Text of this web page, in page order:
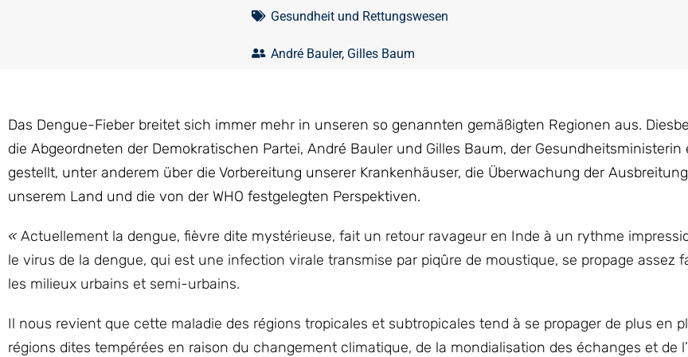
Gesundheit und Rettungswesen
André Bauler, Gilles Baum
Das Dengue-Fieber breitet sich immer mehr in unseren so genannten gemäßigten Regionen aus.
die Abgeordneten der Demokratischen Partei, André Bauler und Gilles Baum, der Gesundheitsministerin
gestellt, unter anderem über die Vorbereitung unserer Krankenhäuser, die Überwachung der
unserem Land und die von der WHO festgelegten Perspektiven.
« Actuellement la dengue, fièvre dite mystérieuse, fait un retour ravageur en Inde à un rythme
le virus de la dengue, qui est une infection virale transmise par piqûre de moustique, se propage assez
les milieux urbains et semi-urbains.
Il nous revient que cette maladie des régions tropicales et subtropicales tend à se propager de plus en
régions dites tempérées en raison du changement climatique, de la mondialisation des échanges et de